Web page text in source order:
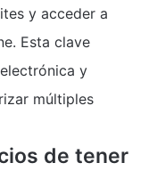
y acceder a
Esta clave
y
múltiples
de tener